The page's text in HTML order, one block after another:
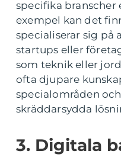
specifika branscher
exempel kan det
specialiserar sig på
startups eller
som teknik eller
ofta djupare
specialområden
skräddarsydda
3. Digitala